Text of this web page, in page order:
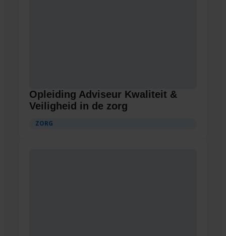
Opleiding Adviseur Kwaliteit &
Veiligheid in de zorg
ZORG